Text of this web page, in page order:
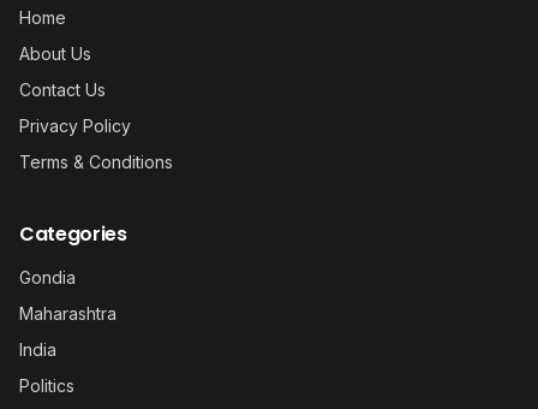
Home
About Us
Contact Us
Privacy Policy
Terms & Conditions
Categories
Gondia
Maharashtra
India
Politics